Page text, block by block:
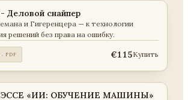
Деловой снайпер
и Гигеренцера — к технологии
решений без права на ошибку.
PDF €115Купить
ЭССЕ «ИИ: ОБУЧЕНИЕ МАШИНЫ»